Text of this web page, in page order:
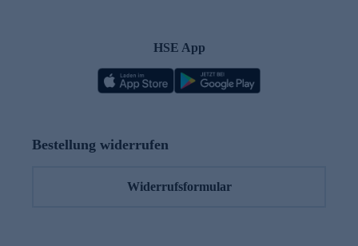
HSE App
Bestellung widerrufen
Widerrufsformular